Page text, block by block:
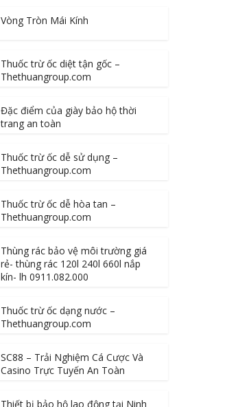
Vòng Tròn Mái Kính
Thuốc trừ ốc diệt tận gốc –
Thethuangroup.com
Đặc điểm của giày bảo hộ thời
trang an toàn
Thuốc trừ ốc dễ sử dụng –
Thethuangroup.com
Thuốc trừ ốc dễ hòa tan –
Thethuangroup.com
Thùng rác bảo vệ môi trường giá
rẻ- thùng rác 120l 240l 660l nắp
kín- lh 0911.082.000
Thuốc trừ ốc dạng nước –
Thethuangroup.com
SC88 – Trải Nghiệm Cá Cược Và
Casino Trực Tuyến An Toàn
Thiết bị bảo hộ lao động tại Ninh